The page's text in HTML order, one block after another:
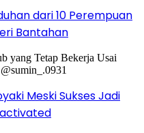
dari 10 Perempuan
Bantahan
Meski Sukses Jadi